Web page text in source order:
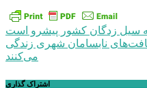
راهبری
نوشته
سیل زدگان کشور پیشرو است
بافت‌های نابسامان شهری زندگی
می‌کنند
اشتراک گذاری